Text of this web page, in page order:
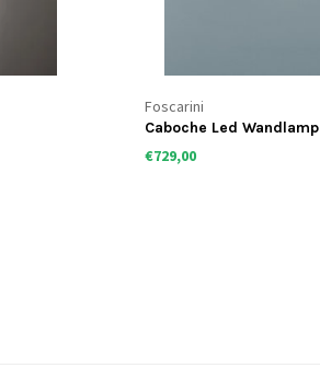
Foscarini
Caboche Led Wandlamp
€729,00